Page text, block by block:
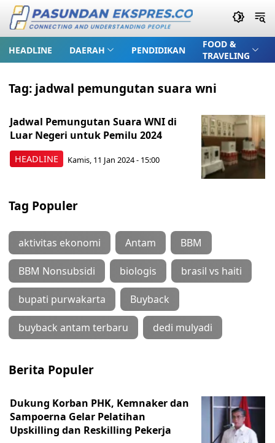
HEADLINE DAERAH PENDIDIKAN
FOOD &
TRAVELING
Tag: jadwal pemungutan suara wni
HEADLINE
Jadwal Pemungutan Suara WNI di
Luar Negeri untuk Pemilu 2024
Kamis, 11 Jan 2024 - 15:00
Tag Populer
aktivitas ekonomi Antam BBM
BBM Nonsubsidi biologis brasil vs haiti
bupati purwakarta Buyback
buyback antam terbaru dedi mulyadi
Berita Populer
Dukung Korban PHK, Kemnaker dan
Sampoerna Gelar Pelatihan
Upskilling dan Reskilling Pekerja